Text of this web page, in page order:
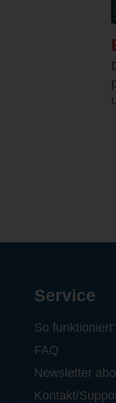
Service
So
FAQ
Newsletter
Kontakt/